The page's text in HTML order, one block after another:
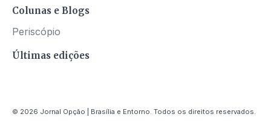
Colunas e Blogs
Periscópio
Últimas edições
© 2026 Jornal Opção | Brasília e Entorno. Todos os direitos reservados.